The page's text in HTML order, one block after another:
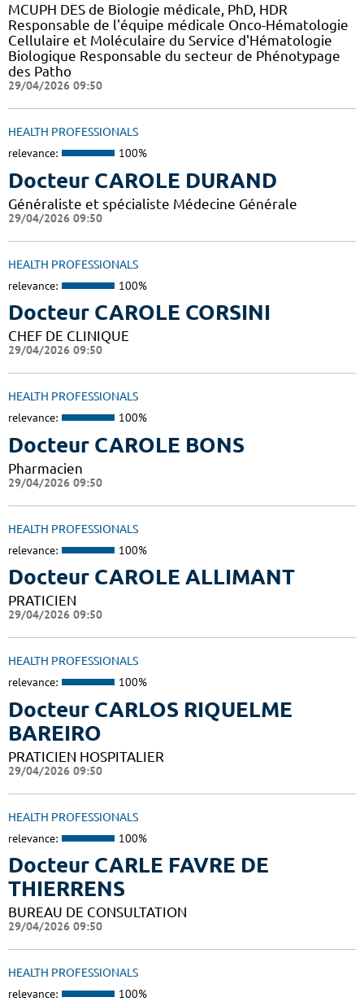
MCUPH DES de Biologie médicale, PhD, HDR
Responsable de l'équipe médicale Onco-Hématologie
Cellulaire et Moléculaire du Service d'Hématologie
Biologique Responsable du secteur de Phénotypage
des Patho
29/04/2026 09:50
HEALTH PROFESSIONALS
relevance: 100%
Docteur CAROLE DURAND
Généraliste et spécialiste Médecine Générale
29/04/2026 09:50
HEALTH PROFESSIONALS
relevance: 100%
Docteur CAROLE CORSINI
CHEF DE CLINIQUE
29/04/2026 09:50
HEALTH PROFESSIONALS
relevance: 100%
Docteur CAROLE BONS
Pharmacien
29/04/2026 09:50
HEALTH PROFESSIONALS
relevance: 100%
Docteur CAROLE ALLIMANT
PRATICIEN
29/04/2026 09:50
HEALTH PROFESSIONALS
relevance: 100%
Docteur CARLOS RIQUELME
BAREIRO
PRATICIEN HOSPITALIER
29/04/2026 09:50
HEALTH PROFESSIONALS
relevance: 100%
Docteur CARLE FAVRE DE
THIERRENS
BUREAU DE CONSULTATION
29/04/2026 09:50
HEALTH PROFESSIONALS
relevance: 100%